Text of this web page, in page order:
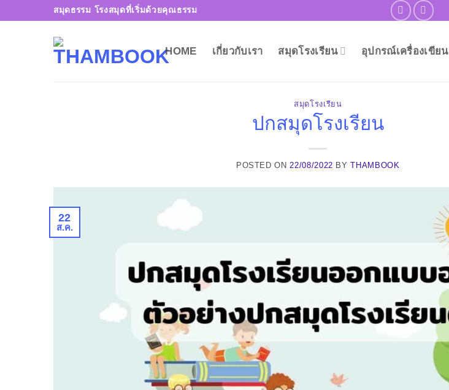
สมุดธรรม โรงสมุดที่เริ่มด้วยคุณธรรม
HOME เกี่ยวกับเรา สมุดโรงเรียน อุปกรณ์เครื่องเขียน
สมุดโรงเรียน
ปกสมุดโรงเรียน
POSTED ON22/08/2022 BYTHAMBOOK
22
ส.ค.